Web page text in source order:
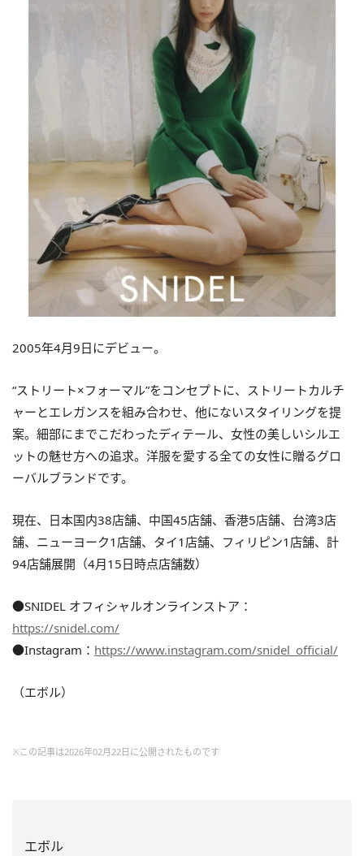
2005年4⽉9⽇にデビュー。
“ストリート×フォーマル”をコンセプトに、ストリートカルチ
ャーとエレガンスを組み合わせ、他にないスタイリングを提
案。細部にまでこだわったディテール、⼥性の美しいシルエ
ットの魅せ⽅への追求。洋服を愛する全ての⼥性に贈るグロ
ーバルブランドです。
現在、日本国内38店舗、中国45店舗、香港5店舗、台湾3店
舗、ニューヨーク1店舗、タイ1店舗、フィリピン1店舗、計
94店舗展開（4月15日時点店舗数）
●SNIDEL オフィシャルオンラインストア：
https://snidel.com/
●Instagram： https://www.instagram.com/snidel_official/
（エボル）
※この記事は2026年02月22日に公開されたものです
エボル